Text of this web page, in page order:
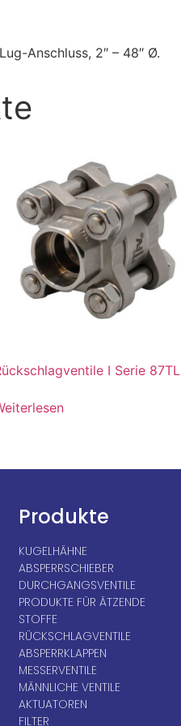
Anschluss, 2″ – 48″ Ø.
I Serie 87TL
Produkte
KUGELHÄHNE
ABSPERRSCHIEBER
DURCHGANGSVENTILE
PRODUKTE FÜR ÄTZENDE
STOFFE
RÜCKSCHLAGVENTILE
ABSPERRKLAPPEN
MESSERVENTILE
MÄNNLICHE VENTILE
AKTUATOREN
FILTER